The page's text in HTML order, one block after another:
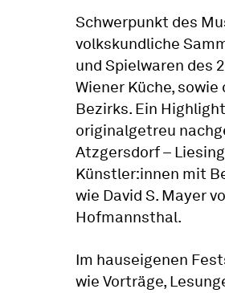
Schwerpunkt des
volkskundliche
und Spielwaren des
Wiener Küche,
Bezirks. Ein
originalgetreu
Atzgersdorf –
Künstler:innen mit
wie David S. Mayer
Hofmannsthal.
Im hauseigenen
wie Vorträge,